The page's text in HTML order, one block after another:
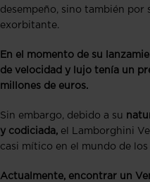
desempeño, sino también por
exorbitante.
En el momento de su
de velocidad y lujo tenía un
millones de euros.
Sin embargo, debido a su
y codiciada, el Lamborghini
casi mítico en el mundo de
Actualmente, encontrar un